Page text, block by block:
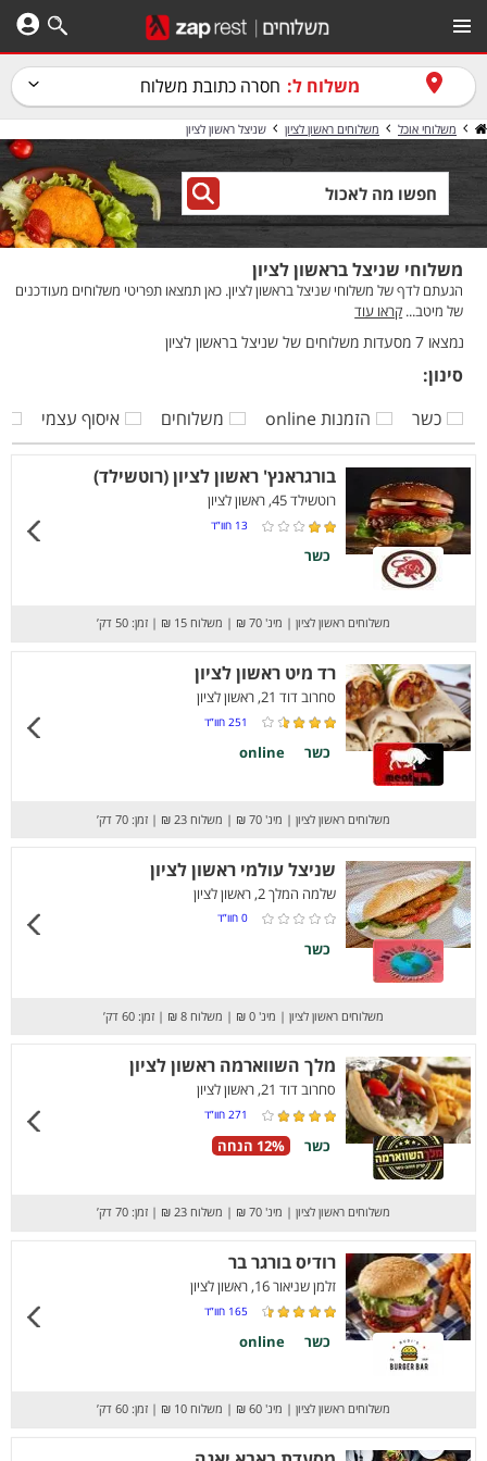
משלוח ל: חסרה כתובת משלוח
משלוחי אוכל משלוחים ראשון לציון שניצל ראשון לציון
משלוחי שניצל בראשון לציון
הגעתם לדף של משלוחי שניצל בראשון לציון. כאן תמצאו תפריטי משלוחים מעודכנים
של מיטב... קראו עוד
נמצאו 7 מסעדות משלוחים של שניצל בראשון לציון
סינון:
כשר
הזמנות online משלוחים איסוף עצמי
בורגראנץ' ראשון לציון (רוטשילד)
רוטשילד 45, ראשון לציון
13 חוו”ד
כשר
משלוחים ראשון לציון | מינ' 70 ₪ | משלוח 15 ₪ | זמן: 50 דק’
רד מיט ראשון לציון
סחרוב דוד 21, ראשון לציון
251 חוו”ד
כשר online
משלוחים ראשון לציון | מינ' 70 ₪ | משלוח 23 ₪ | זמן: 70 דק’
שניצל עולמי ראשון לציון
שלמה המלך 2, ראשון לציון
0 חוו”ד
כשר
משלוחים ראשון לציון | מינ' 0 ₪ | משלוח 8 ₪ | זמן: 60 דק’
מלך השווארמה ראשון לציון
סחרוב דוד 21, ראשון לציון
271 חוו”ד
כשר 12% הנחה
משלוחים ראשון לציון | מינ' 70 ₪ | משלוח 23 ₪ | זמן: 70 דק’
רודיס בורגר בר
זלמן שניאור 16, ראשון לציון
165 חוו”ד
כשר online
משלוחים ראשון לציון | מינ' 60 ₪ | משלוח 10 ₪ | זמן: 60 דק’